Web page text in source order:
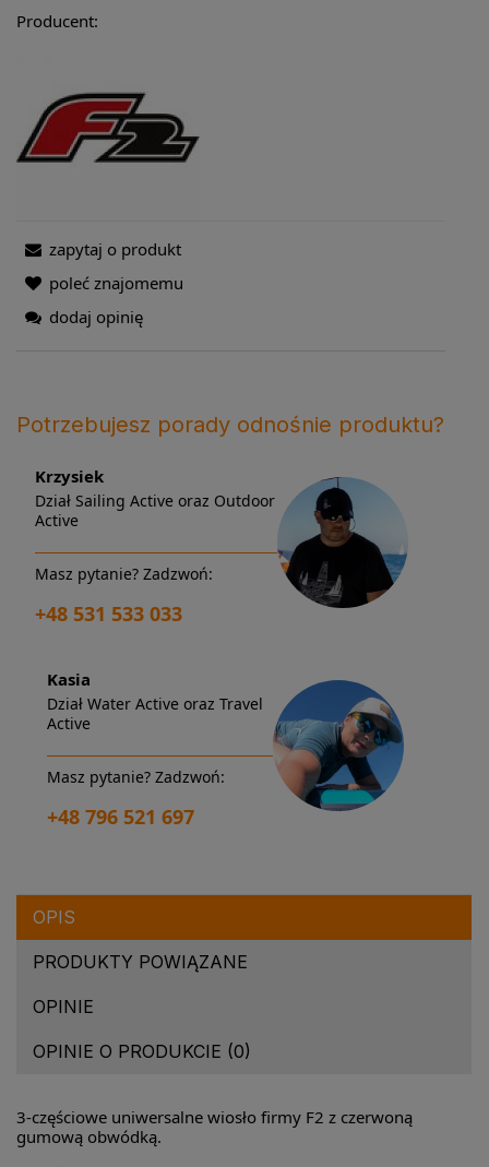
Producent:
zapytaj o produkt
poleć znajomemu
dodaj opinię
Potrzebujesz porady odnośnie produktu?
Krzysiek
Dział Sailing Active oraz Outdoor
Active
Masz pytanie? Zadzwoń:
+48 531 533 033
Kasia
Dział Water Active oraz Travel
Active
Masz pytanie? Zadzwoń:
+48 796 521 697
OPIS
PRODUKTY POWIĄZANE
OPINIE
OPINIE O PRODUKCIE (0)
3-częściowe uniwersalne wiosło firmy F2 z czerwoną
gumową obwódką.